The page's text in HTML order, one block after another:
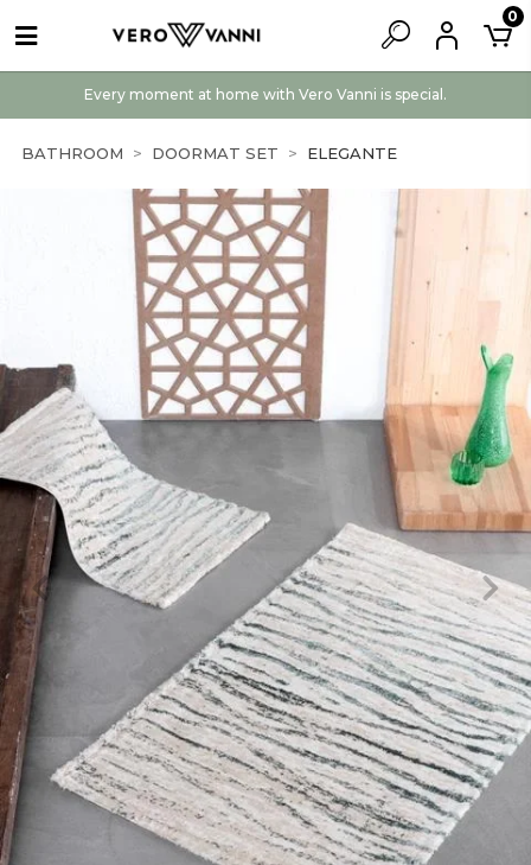
Every moment at home with Vero Vanni is special.
0
BATHROOM DOORMAT SET ELEGANTE